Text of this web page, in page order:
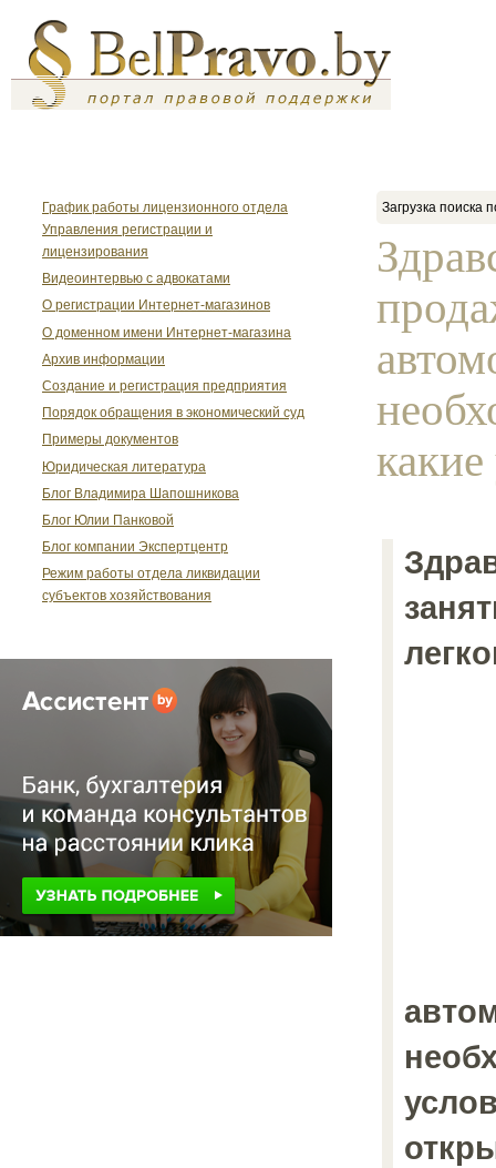
График работы лицензионного отдела
Управления регистрации и
лицензирования
Видеоинтервью с адвокатами
О регистрации Интернет-магазинов
О доменном имени Интернет-магазина
Архив информации
Создание и регистрация предприятия
Порядок обращения в экономический суд
Примеры документов
Юридическая литература
Блог Владимира Шапошникова
Блог Юлии Панковой
Блог компании Экспертцентр
Режим работы отдела ликвидации
субъектов хозяйствования
Загрузка поиска